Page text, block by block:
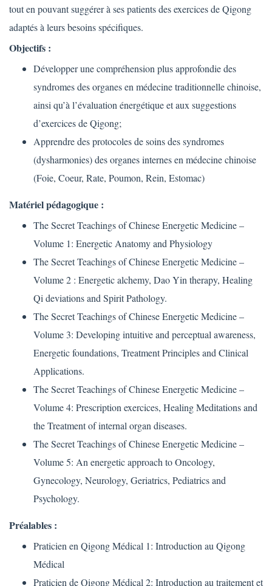
tout en pouvant suggérer à ses patients des exercices de Qigong
adaptés à leurs besoins spécifiques.
Objectifs :
Développer une compréhension plus approfondie des
syndromes des organes en médecine traditionnelle chinoise,
ainsi qu’à l’évaluation énergétique et aux suggestions
d’exercices de Qigong;
Apprendre des protocoles de soins des syndromes
(dysharmonies) des organes internes en médecine chinoise
(Foie, Coeur, Rate, Poumon, Rein, Estomac)
Matériel pédagogique :
The Secret Teachings of Chinese Energetic Medicine –
Volume 1: Energetic Anatomy and Physiology
The Secret Teachings of Chinese Energetic Medicine –
Volume 2 : Energetic alchemy, Dao Yin therapy, Healing
Qi deviations and Spirit Pathology.
The Secret Teachings of Chinese Energetic Medicine –
Volume 3: Developing intuitive and perceptual awareness,
Energetic foundations, Treatment Principles and Clinical
Applications.
The Secret Teachings of Chinese Energetic Medicine –
Volume 4: Prescription exercices, Healing Meditations and
the Treatment of internal organ diseases.
The Secret Teachings of Chinese Energetic Medicine –
Volume 5: An energetic approach to Oncology,
Gynecology, Neurology, Geriatrics, Pediatrics and
Psychology.
Préalables :
Praticien en Qigong Médical 1: Introduction au Qigong
Médical
Praticien de Qigong Médical 2: Introduction au traitement et